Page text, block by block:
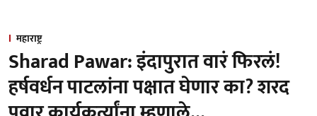
महाराष्ट्र
Sharad Pawar: इंदापुरात वारं फिरलं!
हर्षवर्धन पाटलांना पक्षात घेणार का? शरद